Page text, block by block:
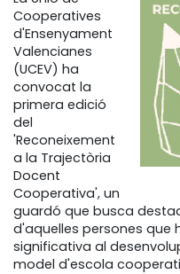
Cooperatives
d'Ensenyament
Valencianes
(UCEV) ha
convocat la
primera edició
del
'Reconeixement
a la Trajectòria
Docent
Cooperativa', un
guardó que busca
d'aquelles persones que
significativa al
model d'escola